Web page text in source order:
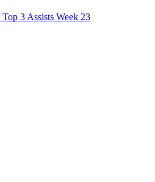
3 Assists Week 23